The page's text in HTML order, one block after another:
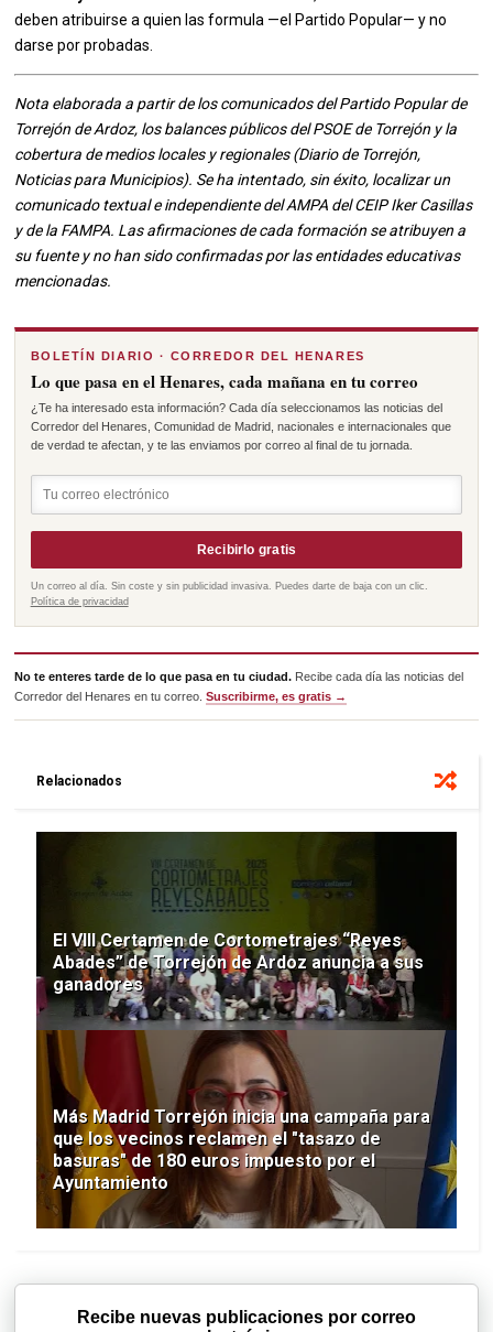
deben atribuirse a quien las formula —el Partido Popular— y no
darse por probadas.
Nota elaborada a partir de los comunicados del Partido Popular de
Torrejón de Ardoz, los balances públicos del PSOE de Torrejón y la
cobertura de medios locales y regionales (Diario de Torrejón,
Noticias para Municipios). Se ha intentado, sin éxito, localizar un
comunicado textual e independiente del AMPA del CEIP Iker Casillas
y de la FAMPA. Las afirmaciones de cada formación se atribuyen a
su fuente y no han sido confirmadas por las entidades educativas
mencionadas.
BOLETÍN DIARIO · CORREDOR DEL HENARES
Lo que pasa en el Henares, cada mañana en tu correo
¿Te ha interesado esta información? Cada día seleccionamos las noticias del
Corredor del Henares, Comunidad de Madrid, nacionales e internacionales que
de verdad te afectan, y te las enviamos por correo al final de tu jornada.
Recibirlo gratis
Un correo al día. Sin coste y sin publicidad invasiva. Puedes darte de baja con un clic.
Política de privacidad
No te enteres tarde de lo que pasa en tu ciudad. Recibe cada día las noticias del
Corredor del Henares en tu correo.Suscribirme, es gratis →
Relacionados
El VIII Certamen de Cortometrajes “Reyes
Abades” de Torrejón de Ardoz anuncia a sus
ganadores
Más Madrid Torrejón inicia una campaña para
que los vecinos reclamen el "tasazo de
basuras" de 180 euros impuesto por el
Ayuntamiento
Recibe nuevas publicaciones por correo